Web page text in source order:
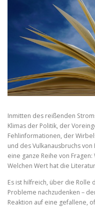
Inmitten des reißenden
Klimas der Politik, der
Fehlinformationen, der
und des Vulkanausbruchs
eine ganze Reihe von
Welchen Wert hat die
Es ist hilfreich, über die
Probleme nachzudenken –
Reaktion auf eine gefallene,